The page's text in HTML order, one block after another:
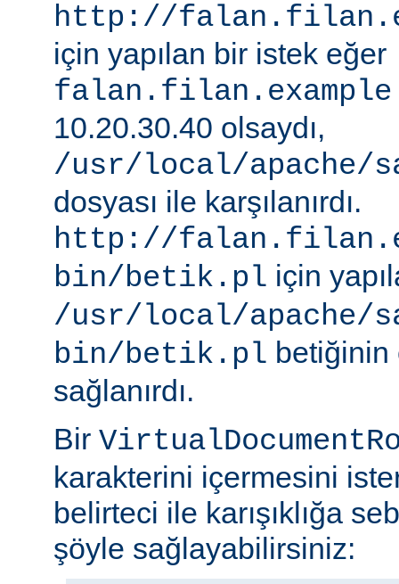
http://
için yapılan bir istek eğer
10.20.30.40 olsaydı,
/usr/local/apache/
dosyası ile karşılanırdı.
http://
bin/betik.pl için
/usr/local/apache/
bin/betik.pl betiğinin
sağlanırdı.
Bir
karakterini içermesini
belirteci ile karışıklığa
şöyle sağlayabilirsiniz: